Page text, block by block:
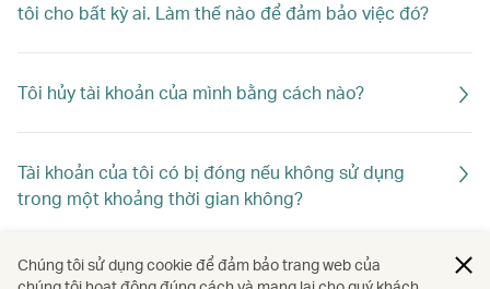
tôi cho bất kỳ ai. Làm thế nào để đảm bảo việc đó?
Tôi hủy tài khoản của mình bằng cách nào?
Tài khoản của tôi có bị đóng nếu không sử dụng
trong một khoảng thời gian không?
Làm cách nào tôi có thể giữ tài khoản Cathay của
Chúng tôi sử dụng cookie để đảm bảo trang web của